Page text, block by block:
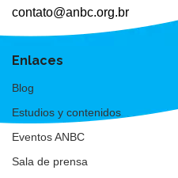
contato@anbc.org.br
Enlaces
Blog
Estudios y contenidos
Eventos ANBC
Sala de prensa